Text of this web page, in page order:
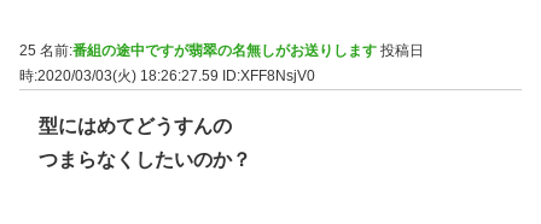
25 名前:番組の途中ですが翡翠の名無しがお送りします 投稿日
時:2020/03/03(火) 18:26:27.59
ID:XFF8NsjV0
型にはめてどうすんの
つまらなくしたいのか？